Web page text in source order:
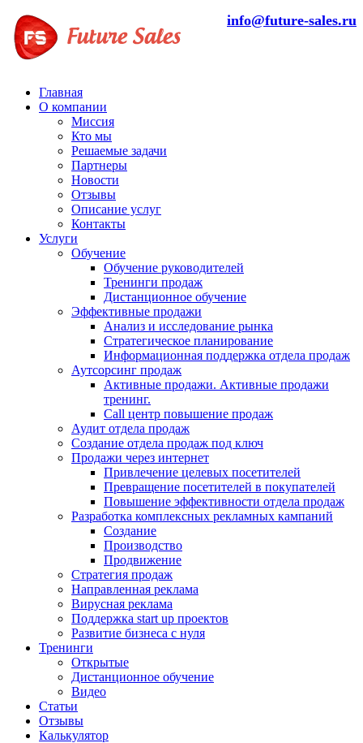
info@future-sales.ru
Главная
О компании
Миссия
Кто мы
Решаемые задачи
Партнеры
Новости
Отзывы
Описание услуг
Контакты
Услуги
Обучение
Обучение руководителей
Тренинги продаж
Дистанционное обучение
Эффективные продажи
Анализ и исследование рынка
Стратегическое планирование
Информационная поддержка отдела продаж
Аутсорсинг продаж
Активные продажи. Активные продажи
тренинг.
Call центр повышение продаж
Аудит отдела продаж
Создание отдела продаж под ключ
Продажи через интернет
Привлечение целевых посетителей
Превращение посетителей в покупателей
Повышение эффективности отдела продаж
Разработка комплексных рекламных кампаний
Создание
Производство
Продвижение
Стратегия продаж
Направленная реклама
Вирусная реклама
Поддержка start up проектов
Развитие бизнеса с нуля
Тренинги
Открытые
Дистанционное обучение
Видео
Статьи
Отзывы
Калькулятор